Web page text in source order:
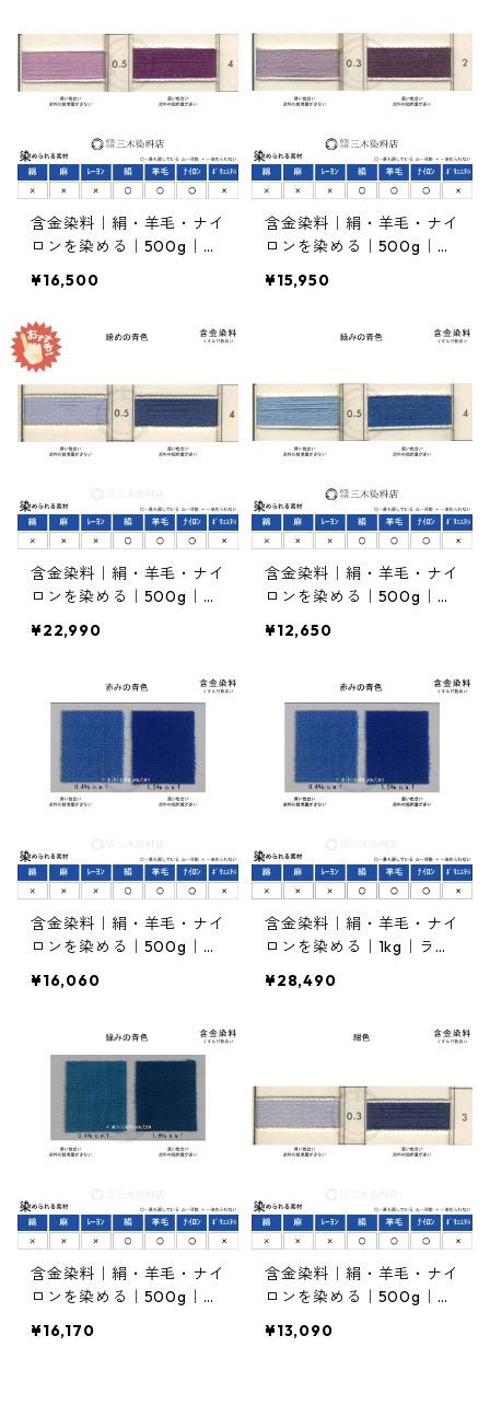
含金染料｜絹・羊毛・ナイ
ロンを染める｜500g｜ア
L（くすんだ赤みの紫色）
¥16,500
含金染料｜絹・羊毛・ナイ
ロンを染める｜500g｜ラ
（くすんだ青みの紫色）
¥15,950
含金染料｜絹・羊毛・ナイ
ロンを染める｜500g｜イ
0％（暗めの青色）
¥22,990
含金染料｜絹・羊毛・ナイ
ロンを染める｜500g｜ネ
（緑みの青色）
¥12,650
含金染料｜絹・羊毛・ナイ
ロンを染める｜500g｜ラ
の青色）
¥16,060
含金染料｜絹・羊毛・ナイ
ロンを染める｜1kg｜ラナ
青色）
¥28,490
含金染料｜絹・羊毛・ナイ
ロンを染める｜500g｜ラ
の青色）
¥16,170
含金染料｜絹・羊毛・ナイ
ロンを染める｜500g｜ア
色）
¥13,090